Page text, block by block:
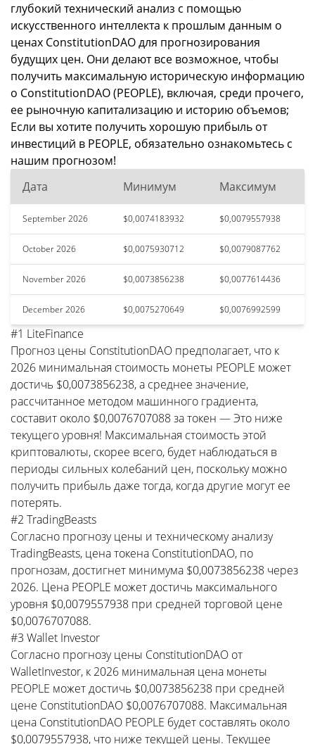
глубокий технический анализ с помощью
искусственного интеллекта к прошлым данным о
ценах ConstitutionDAO для прогнозирования
будущих цен. Они делают все возможное, чтобы
получить максимальную историческую информацию
о ConstitutionDAO (PEOPLE), включая, среди прочего,
ее рыночную капитализацию и историю объемов;
Если вы хотите получить хорошую прибыль от
инвестиций в PEOPLE, обязательно ознакомьтесь с
нашим прогнозом!
Дата
Минимум Максимум
September 2026 $0,0074183932 $0,0079557938
October 2026 $0,0075930712 $0,0079087762
November 2026 $0,0073856238 $0,0077614436
December 2026 $0,0075270649 $0,0076992599
#1 LiteFinance
Прогноз цены ConstitutionDAO предполагает, что к
2026 минимальная стоимость монеты PEOPLE может
достичь $0,0073856238, а среднее значение,
рассчитанное методом машинного градиента,
составит около $0,0076707088 за токен — Это ниже
текущего уровня! Максимальная стоимость этой
криптовалюты, скорее всего, будет наблюдаться в
периоды сильных колебаний цен, поскольку можно
получить прибыль даже тогда, когда другие могут ее
потерять.
#2 TradingBeasts
Согласно прогнозу цены и техническому анализу
TradingBeasts, цена токена ConstitutionDAO, по
прогнозам, достигнет минимума $0,0073856238 через
2026. Цена PEOPLE может достичь максимального
уровня $0,0079557938 при средней торговой цене
$0,0076707088.
#3 Wallet Investor
Согласно прогнозу цены ConstitutionDAO от
WalletInvestor, к 2026 минимальная цена монеты
PEOPLE может достичь $0,0073856238 при средней
цене ConstitutionDAO $0,0076707088. Максимальная
цена ConstitutionDAO PEOPLE будет составлять около
$0,0079557938, что ниже текущей цены. Текущее